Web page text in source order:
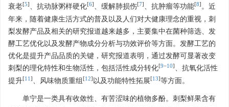
衰老[5] 、抗动脉粥样硬化[6] 、缓解肺损伤[7] 、抗肿瘤等功能[8] 。近
年来，随着健康生活方式的普及以及人们对大健康理念的重视，刺
梨发酵产品及相关的研究报道越来越多，主要集中在菌种筛选、发
酵工艺优化以及发酵产物成分分析与功效评价等方面。发酵工艺的
优化是提升产品品质的关键，研究报道表明，通过发酵可显著改变
刺梨的理化特性和生物活性，包括活性成分转化[9−10] 、抗氧化活性
提升[11 ] 、风味物质重组 [12] 以及功能特性拓展[13]等方面。
单宁是一类具有收敛性、有苦涩味的植物多酚。刺梨鲜果含有